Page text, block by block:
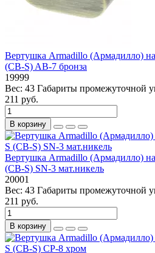
Вертушка Armadillo (Армадилло)
(CB-S) AB-7 бронза
19999
Вес: 43 Габариты промежуточной
211 руб.
В корзину
Вертушка Armadillo (Армадилло)
(CB-S) SN-3 мат.никель
20001
Вес: 43 Габариты промежуточной
211 руб.
В корзину